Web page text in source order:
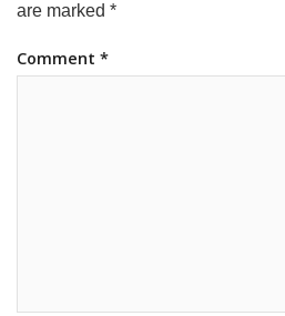
are marked *
Comment *